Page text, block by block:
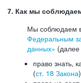
7. Как мы
Мы соблюдаем
Федеральным
данных»
право знать,
(ст. 18 Закона